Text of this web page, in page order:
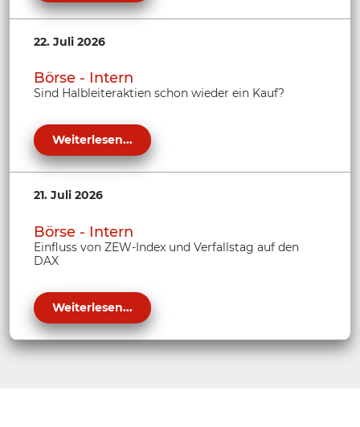
22. Juli 2026
Börse - Intern
Sind Halbleiteraktien schon wieder ein Kauf?
Weiterlesen...
21. Juli 2026
Börse - Intern
Einfluss von ZEW-Index und Verfallstag auf den
DAX
Weiterlesen...